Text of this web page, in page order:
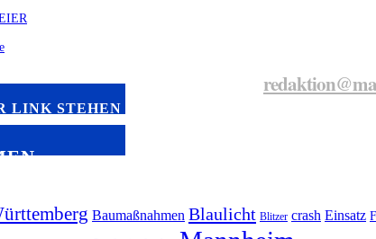
LINK STEHEN
Baumaßnahmen Blaulicht Blitzer crash Einsatz